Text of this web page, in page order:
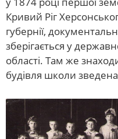
Кривий Ріг
губернії,
зберігається у
області. Там же
будівля школи